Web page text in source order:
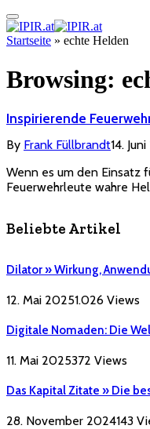
Startseite » echte Helden
Browsing:
Inspirierende
By Frank Füllbrandt14.
Wenn es um den Einsatz
Feuerwehrleute wahre
Beliebte Artikel
Dilator » Wirkung,
12. Mai 20251.026 Views
Digitale Nomaden: Die
11. Mai 2025372 Views
Das Kapital Zitate » Die
28. November 2024143